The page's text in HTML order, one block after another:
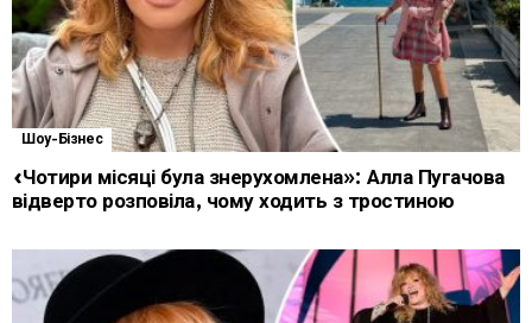
Шоу-Бізнес
«Чотири місяці була знерухомлена»: Алла Пугачова
відверто розповіла, чому ходить з тростиною